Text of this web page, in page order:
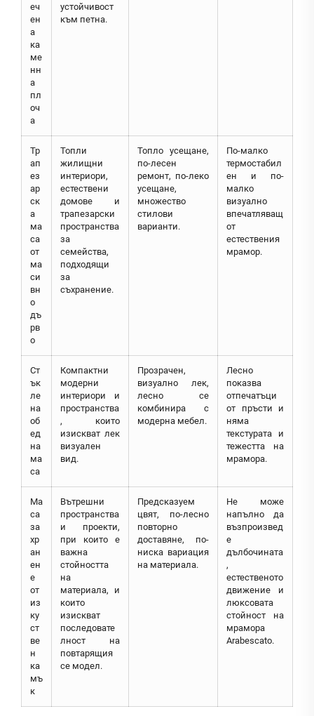
еч
ен
а
ка
ме
нн
а
пл
оч
а
устойчивост
към петна.
Тр
ап
ез
ар
ск
а
ма
са
от
ма
си
вн
о
дъ
рв
о
Топли
жилищни
интериори,
естествени
домове и
трапезарски
пространства
за
семейства,
подходящи
за
съхранение.
Топло усещане,
по-лесен
ремонт, по-леко
усещане,
множество
стилови
варианти.
По-малко
термостабил
ен и по-
малко
визуално
впечатляващ
от
естествения
мрамор.
Ст
ък
ле
на
об
ед
на
ма
са
Компактни
модерни
интериори и
пространства
, които
изискват лек
визуален
вид.
Прозрачен,
визуално лек,
лесно се
комбинира с
модерна мебел.
Лесно
показва
отпечатъци
от пръсти и
няма
текстурата и
тежестта на
мрамора.
Ма
са
за
хр
ан
ен
е
от
из
ку
ст
ве
н
ка
мъ
к
Вътрешни
пространства
и проекти,
при които е
важна
стойността
на
материала, и
които
изискват
последовате
лност на
повтарящия
се модел.
Предсказуем
цвят, по-лесно
повторно
доставяне, по-
ниска вариация
на материала.
Не може
напълно да
възпроизвед
е
дълбочината
,
естественото
движение и
люксовата
стойност на
мрамора
Arabescato.